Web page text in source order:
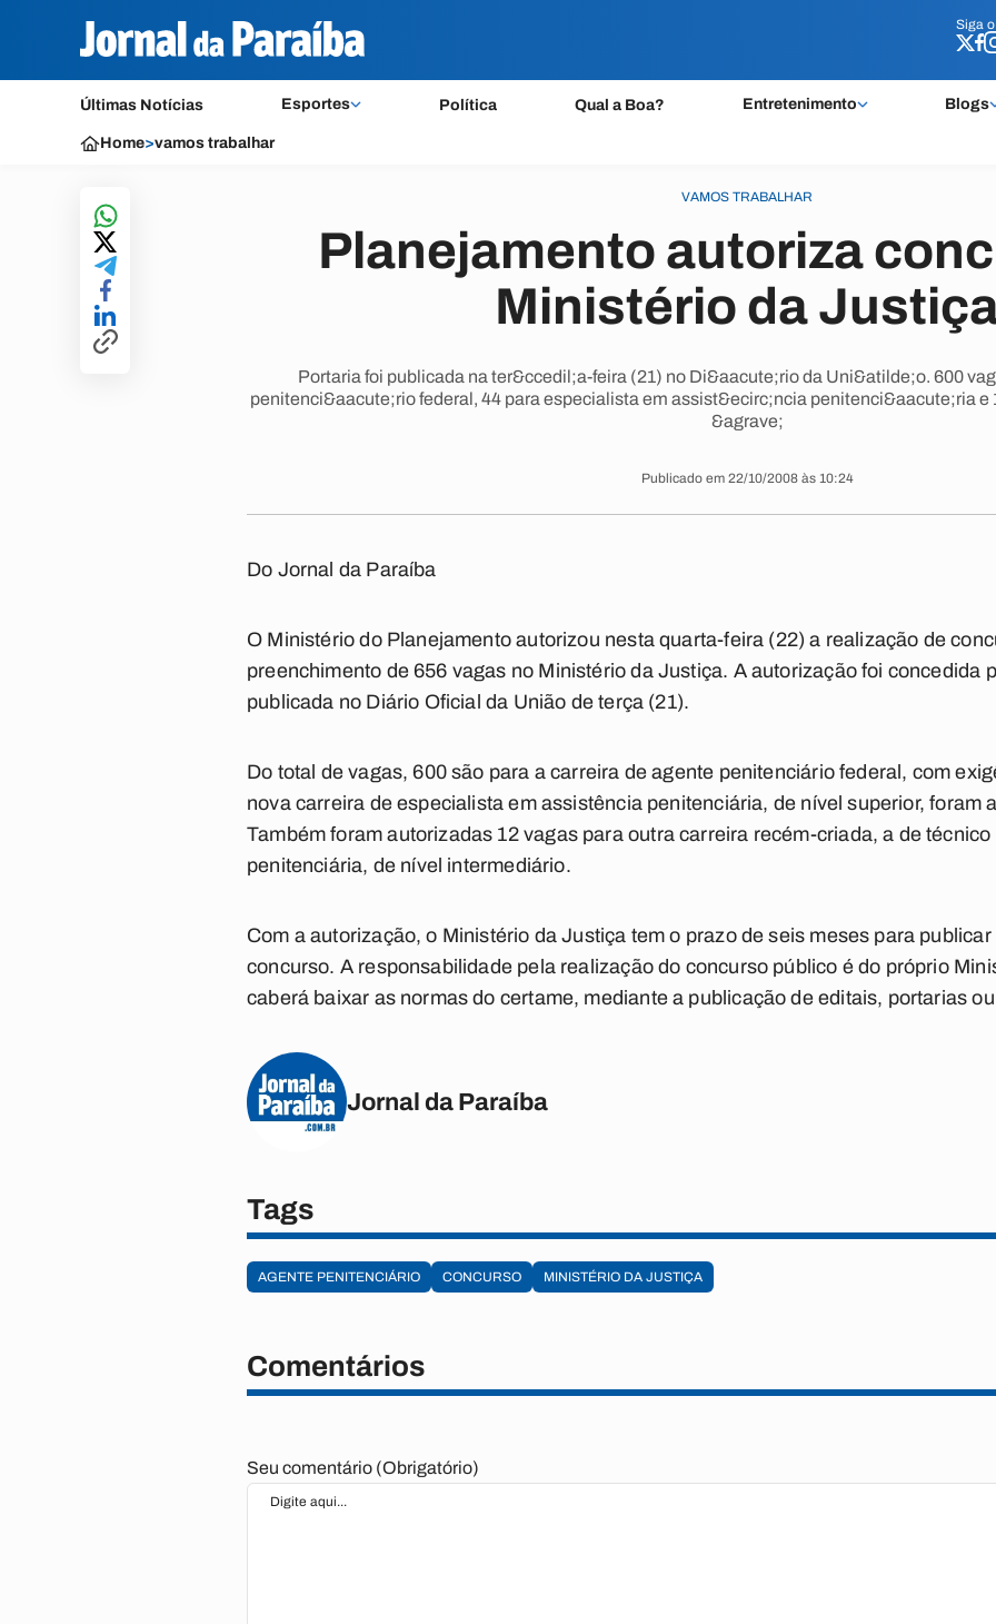
Siga o
Últimas Notícias Esportes Política Qual a Boa? Entretenimento Blogs
Siga o
Home>vamos trabalhar
VAMOS TRABALHAR
Planejamento autoriza
Ministério da
Portaria foi publicada na ter&ccedil;a-feira (21) no Di&aacute;rio da Uni&atilde;o. 600
penitenci&aacute;rio federal, 44 para especialista em assist&ecirc;ncia penitenci&aacute;ria e
&agrave;
Publicado em 22/10/2008 às 10:24
Do Jornal da Paraíba
O Ministério do Planejamento autorizou nesta quarta-feira (22) a realização de
preenchimento de 656 vagas no Ministério da Justiça. A autorização foi concedida
publicada no Diário Oficial da União de terça (21).
Do total de vagas, 600 são para a carreira de agente penitenciário federal, com
nova carreira de especialista em assistência penitenciária, de nível superior, foram
Também foram autorizadas 12 vagas para outra carreira recém-criada, a de
penitenciária, de nível intermediário.
Com a autorização, o Ministério da Justiça tem o prazo de seis meses para
concurso. A responsabilidade pela realização do concurso público é do próprio
caberá baixar as normas do certame, mediante a publicação de editais, portarias
Jornal da Paraíba
Tags
AGENTE PENITENCIÁRIO CONCURSO MINISTÉRIO DA JUSTIÇA
Comentários
Seu comentário (Obrigatório)